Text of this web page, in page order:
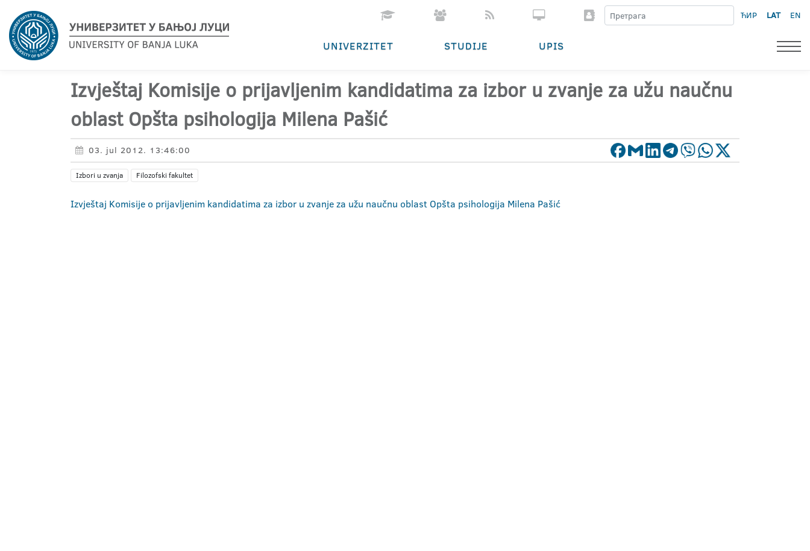
ЋИР LAT EN
UNIVERZITET STUDIJE UPIS
Izvještaj Komisije o prijavljenim kandidatima za izbor u zvanje za užu naučnu
oblast Opšta psihologija Milena Pašić
03. jul 2012. 13:46:00
Izbori u zvanja Filozofski fakultet
Izvještaj Komisije o prijavljenim kandidatima za izbor u zvanje za užu naučnu oblast Opšta psihologija Milena Pašić